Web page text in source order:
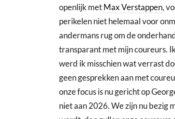
openlijk metMax Verstappen,
perikelen niet helemaal voor
andermans rug om de
transparant met mijn coureurs.
werd ik misschien wat verrast
geen gesprekken aan met
onze focus is nu gericht op
niet aan 2026. We zijn nu bezig